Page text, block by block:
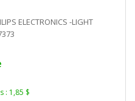
ELECTRONICS -LIGHT
: 1,85 $